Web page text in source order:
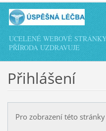
UCELENÉ WEBOVÉ
PŘÍRODA UZDRAVUJE
Přihlášení
Pro zobrazení této